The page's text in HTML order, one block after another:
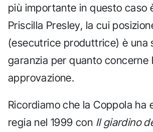
più importante in questo caso
Priscilla Presley, la cui
(esecutrice produttrice) è una
garanzia per quanto concerne
approvazione.
Ricordiamo che la Coppola ha
regia nel 1999 con Il giardino